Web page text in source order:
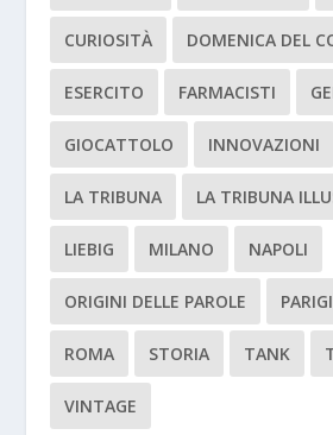
CURIOSITÀ DOMENICA DEL
ESERCITO FARMACISTI
GIOCATTOLO INNOVAZIONI
LA TRIBUNA LA TRIBUNA
LIEBIG MILANO NAPOLI
ORIGINI DELLE PAROLE PARIGI
ROMA STORIA TANK
VINTAGE